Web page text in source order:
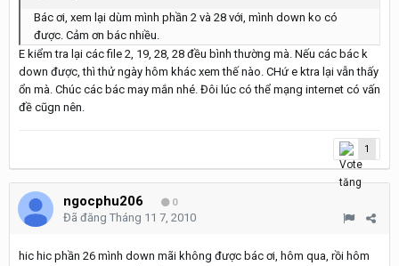
Bác ơi, xem lại dùm mình phần 2 và 28 với, mình down ko có
được. Cảm ơn bác nhiều.
E kiểm tra lại các file 2, 19, 28, 28 đều bình thường mà. Nếu các bác k
down được, thì thử ngày hôm khác xem thế nào. CHứ e ktra lại vẫn thấy
ổn mà. Chúc các bác may mắn nhé. Đôi lúc có thể mạng internet có vấn
đề cũgn nên.
1
ngocphu206 0
Đã đăng Tháng 11 7, 2010
hic hic phần 26 mình down mãi không được bác ơi, hôm qua, rồi hôm